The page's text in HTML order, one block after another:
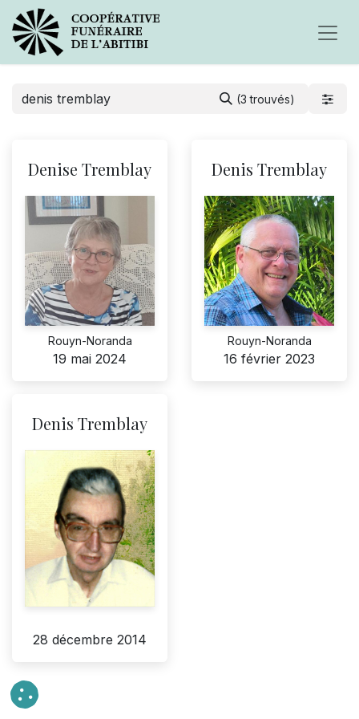
(3 trouvés)
Denise Tremblay
Rouyn-Noranda
19 mai 2024
Denis Tremblay
Rouyn-Noranda
16 février 2023
Denis Tremblay
28 décembre 2014